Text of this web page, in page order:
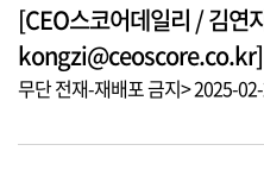
[CEO스코어데일리 / 김연
kongzi@ceoscore.co.kr]
무단 전재-재배포 금지> 2025-